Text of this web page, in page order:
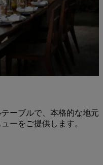
ーブルで、本格的な地元
ーをご提供します。